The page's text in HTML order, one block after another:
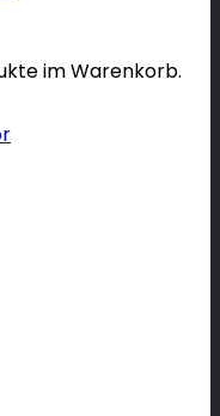
im Warenkorb.